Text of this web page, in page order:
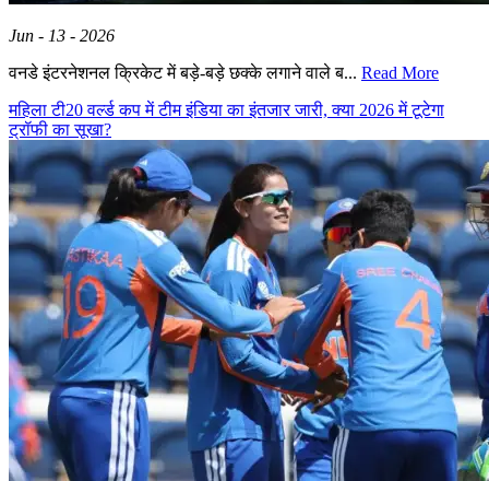
Jun - 13 - 2026
वनडे इंटरनेशनल क्रिकेट में बड़े-बड़े छक्के लगाने वाले ब... Read More
महिला टी20 वर्ल्ड कप में टीम इंडिया का इंतजार जारी, क्या 2026 में टूटेगा
ट्रॉफी का सूखा?